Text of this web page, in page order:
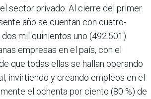
sector privado. Al cierre del primer
año se cuentan con cuatro­
mil quinientos uno (492.501)
empresas en el país, con el
que todas ellas se hallan operando
invirtiendo y creando empleos en el
el ochenta por ciento (80 %) de